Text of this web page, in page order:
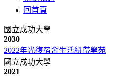
回首頁
國立成功大學
2030
2022年光復宿舍生活紐帶學苑
國立成功大學
2021